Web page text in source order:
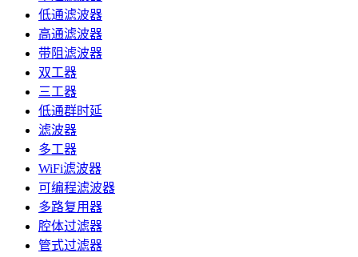
低通滤波器
高通滤波器
带阻滤波器
双工器
三工器
低通群时延
滤波器
多工器
WiFi滤波器
可编程滤波器
多路复用器
腔体过滤器
管式过滤器